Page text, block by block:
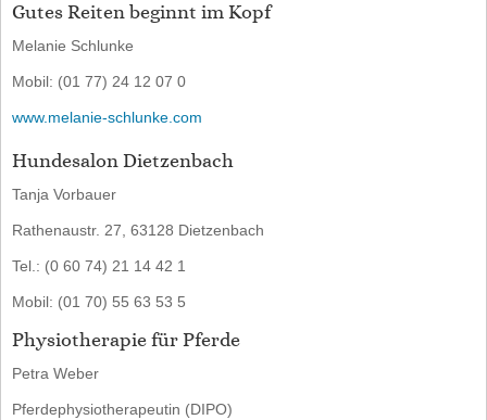
Gutes Reiten beginnt im Kopf
Melanie Schlunke
Mobil: (01 77) 24 12 07 0
www.melanie-schlunke.com
Hundesalon Dietzenbach
Tanja Vorbauer
Rathenaustr. 27, 63128 Dietzenbach
Tel.: (0 60 74) 21 14 42 1
Mobil: (01 70) 55 63 53 5
Physiotherapie für Pferde
Petra Weber
Pferdephysiotherapeutin (DIPO)